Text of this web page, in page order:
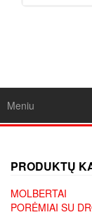
Meniu
PRODUKTŲ
MOLBERTAI
PORĖMIAI SU